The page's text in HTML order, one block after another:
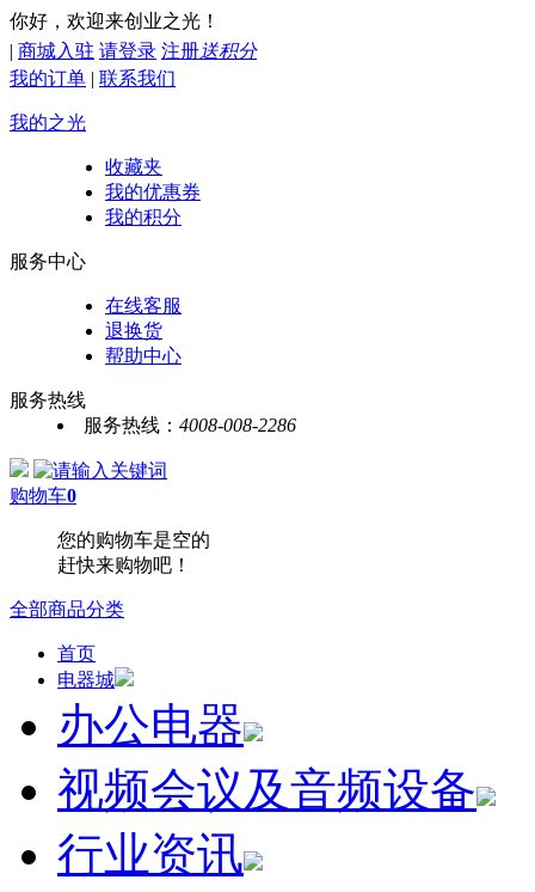
你好，欢迎来创业之光！
| 商城入驻 请登录 注册送积分
我的订单 | 联系我们
我的之光
收藏夹
我的优惠券
我的积分
服务中心
在线客服
退换货
帮助中心
服务热线
服务热线： 4008-008-2286
购物车0
您的购物车是空的
赶快来购物吧！
全部商品分类
首页
电器城
办公电器
视频会议及音频设备
行业资讯